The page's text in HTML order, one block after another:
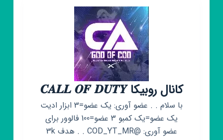
کانال روبیکا 𝑪𝑨𝑳𝑳 𝑶𝑭 𝑫𝑼𝑻𝒀
با سلام . . عضو آوری: یک عضو=3 ابزار ادیت
یک عضو=یک کمبو 3 عضو=100 فالوور برای
عضو آوری: @COD_YT_MR . . هدف 3k